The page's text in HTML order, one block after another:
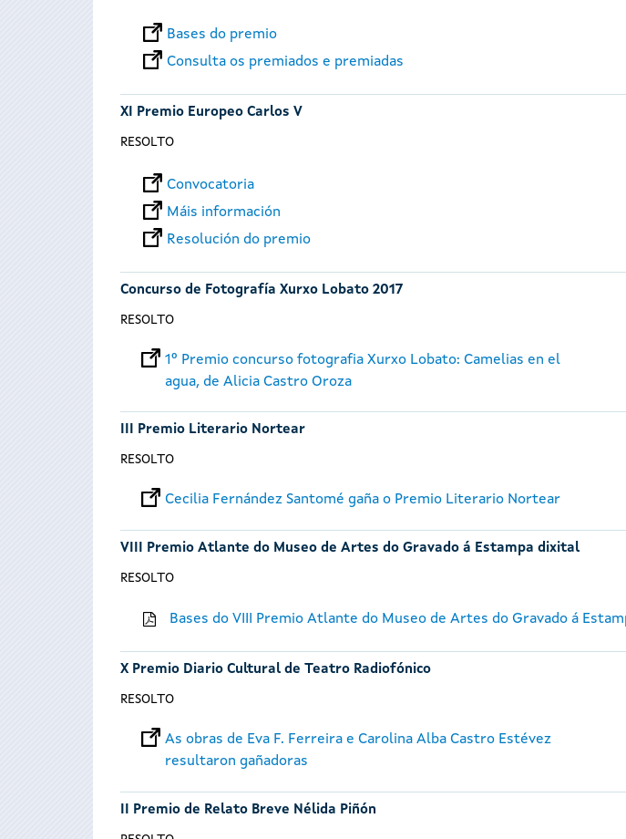
Bases do premio
Consulta os premiados e premiadas
XI Premio Europeo Carlos V
RESOLTO
Convocatoria
Máis información
Resolución do premio
Concurso de Fotografía Xurxo Lobato 2017
RESOLTO
1º Premio concurso fotografia Xurxo Lobato: Camelias en el
agua, de Alicia Castro Oroza
III Premio Literario Nortear
RESOLTO
Cecilia Fernández Santomé gaña o Premio Literario Nortear
VIII Premio Atlante do Museo de Artes do Gravado á Estampa dixital
RESOLTO
Bases do VIII Premio Atlante do Museo de Artes do Gravado á
X Premio Diario Cultural de Teatro Radiofónico
RESOLTO
As obras de Eva F. Ferreira e Carolina Alba Castro Estévez
resultaron gañadoras
II Premio de Relato Breve Nélida Piñón